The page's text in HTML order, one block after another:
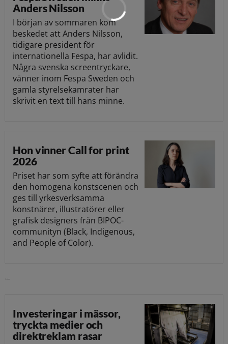
Anders Nilsson
I början av sommaren kom
beskedet att Anders Nilsson,
tidigare president för
internationella Fespa, har avlidit.
Några svenska screentryckare,
vänner inom Fespa Sweden och
gamla styrelsekamrater har
skrivit en text till hans minne.
Hon vinner Call for print
2026
Priset har som syfte att förändra
den homogena konstscenen och
ges till yrkesverksamma
konstnärer, illustratörer eller
grafisk designers från BIPOC-
communityn (Black, Indigenous,
and People of Color).
Investeringar i mässor,
tryckta medier och
direktreklam rasar